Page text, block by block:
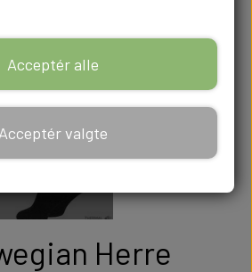
Herre
Acceptér alle
Acceptér valgte